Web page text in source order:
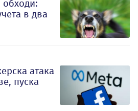
в два
атака
пуска